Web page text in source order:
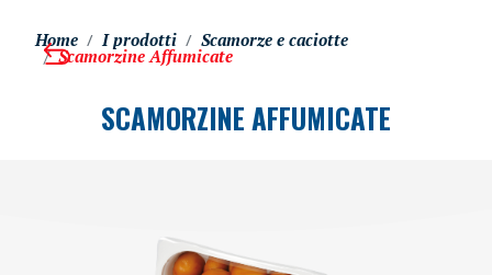
Home I prodotti Scamorze e caciotte
Scamorzine Affumicate
SCAMORZINE AFFUMICATE